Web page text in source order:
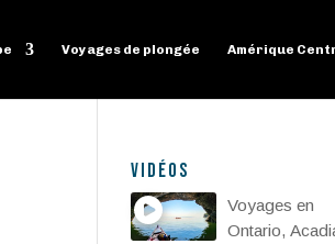
Voyages de plongée Amérique
Vidéos
Voyages en
Ontario,